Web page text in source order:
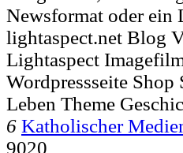
Newsformat oder ein
lightaspect.net Blog
Lightaspect
Wordpressseite
Leben Theme
6 Katholischer
9020